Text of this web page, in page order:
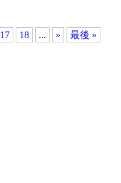
17 18 ... » 最後 »